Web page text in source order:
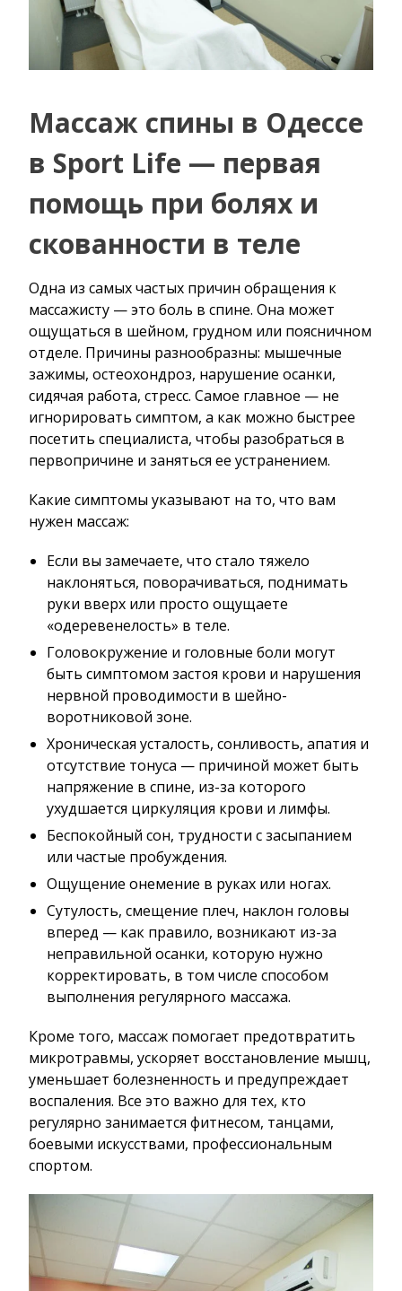
Массаж спины в Одессе
в Sport Life — первая
помощь при болях и
скованности в теле
Одна из самых частых причин обращения к
массажисту — это боль в спине. Она может
ощущаться в шейном, грудном или поясничном
отделе. Причины разнообразны: мышечные
зажимы, остеохондроз, нарушение осанки,
сидячая работа, стресс. Самое главное — не
игнорировать симптом, а как можно быстрее
посетить специалиста, чтобы разобраться в
первопричине и заняться ее устранением.
Какие симптомы указывают на то, что вам
нужен массаж:
Если вы замечаете, что стало тяжело
наклоняться, поворачиваться, поднимать
руки вверх или просто ощущаете
«одеревенелость» в теле.
Головокружение и головные боли могут
быть симптомом застоя крови и нарушения
нервной проводимости в шейно-
воротниковой зоне.
Хроническая усталость, сонливость, апатия и
отсутствие тонуса — причиной может быть
напряжение в спине, из-за которого
ухудшается циркуляция крови и лимфы.
Беспокойный сон, трудности с засыпанием
или частые пробуждения.
Ощущение онемение в руках или ногах.
Сутулость, смещение плеч, наклон головы
вперед — как правило, возникают из-за
неправильной осанки, которую нужно
корректировать, в том числе способом
выполнения регулярного массажа.
Кроме того, массаж помогает предотвратить
микротравмы, ускоряет восстановление мышц,
уменьшает болезненность и предупреждает
воспаления. Все это важно для тех, кто
регулярно занимается фитнесом, танцами,
боевыми искусствами, профессиональным
спортом.